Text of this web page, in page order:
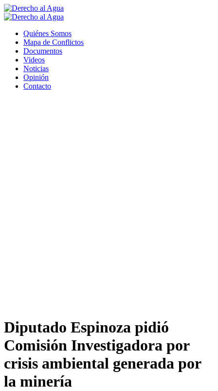
Quiénes Somos
Mapa de Conflictos
Documentos
Videos
Noticias
Opinión
Contacto
Diputado Espinoza pidió
Comisión Investigadora por
crisis ambiental generada por
la minería